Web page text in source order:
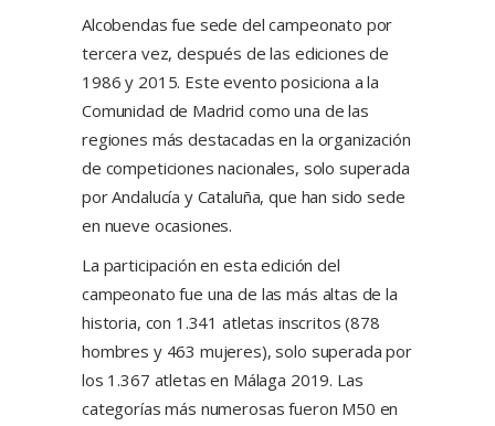
Alcobendas fue sede del campeonato por
tercera vez, después de las ediciones de
1986 y 2015. Este evento posiciona a la
Comunidad de Madrid como una de las
regiones más destacadas en la organización
de competiciones nacionales, solo superada
por Andalucía y Cataluña, que han sido sede
en nueve ocasiones.
La participación en esta edición del
campeonato fue una de las más altas de la
historia, con 1.341 atletas inscritos (878
hombres y 463 mujeres), solo superada por
los 1.367 atletas en Málaga 2019. Las
categorías más numerosas fueron M50 en